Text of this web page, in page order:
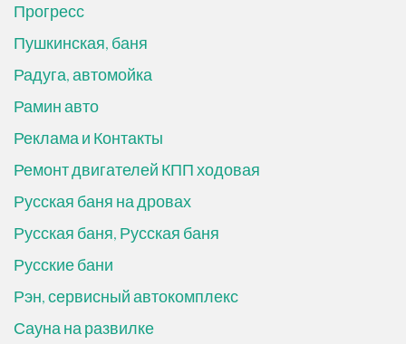
Прогресс
Пушкинская, баня
Радуга, автомойка
Рамин авто
Реклама и Контакты
Ремонт двигателей КПП ходовая
Русская баня на дровах
Русская баня, Русская баня
Русские бани
Рэн, сервисный автокомплекс
Сауна на развилке